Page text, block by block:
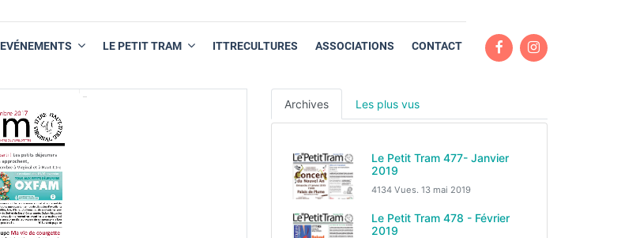
EVÉNEMENTS LE PETIT TRAM ITTRECULTURES ASSOCIATIONS CONTACT
Archives Les plus vus
Le Petit Tram 477- Janvier
2019
4134 Vues. 13 mai 2019
Le Petit Tram 478 - Février
2019